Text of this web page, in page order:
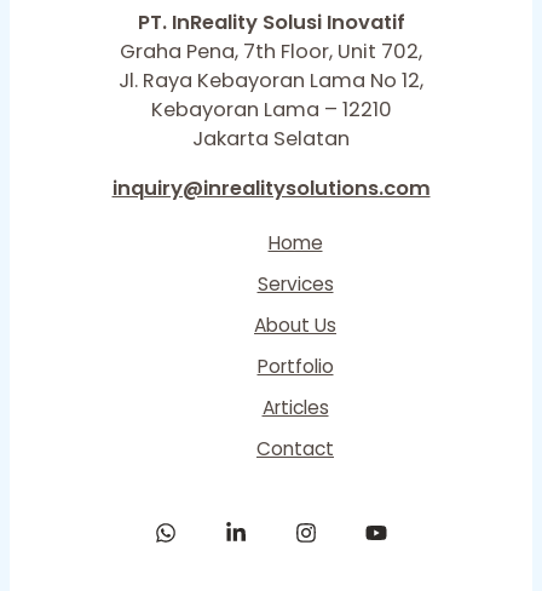
PT. InReality Solusi Inovatif
Graha Pena, 7th Floor, Unit 702,
Jl. Raya Kebayoran Lama No 12,
Kebayoran Lama – 12210
Jakarta Selatan
inquiry@inrealitysolutions.com
Home
Services
About Us
Portfolio
Articles
Contact